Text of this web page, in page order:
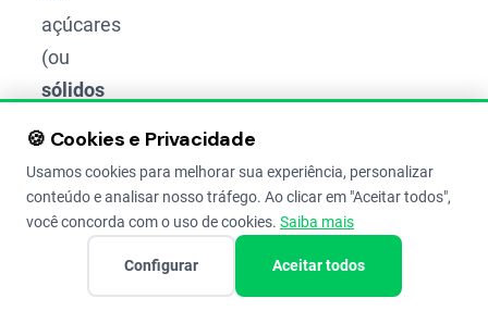
açúcares
(ou
sólidos
medida
da
🍪 Cookies e Privacidade
Usamos cookies para melhorar sua experiência, personalizar
conteúdo e analisar nosso tráfego. Ao clicar em "Aceitar todos",
você concorda com o uso de cookies. Saiba mais
Configurar Aceitar todos